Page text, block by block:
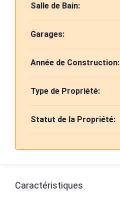
Salle de Bain:
Garages:
Année de Construction:
Type de Propriété:
Statut de la Propriété:
Caractéristiques